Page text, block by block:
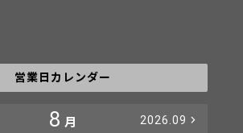
営業日カレンダー
8 月 2026.09